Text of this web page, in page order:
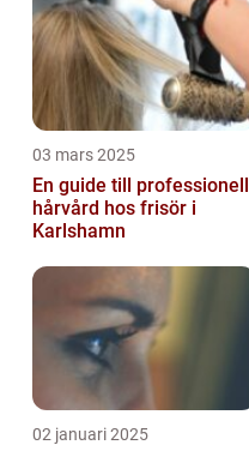
03 mars 2025
En guide till professionell
hårvård hos frisör i
Karlshamn
02 januari 2025